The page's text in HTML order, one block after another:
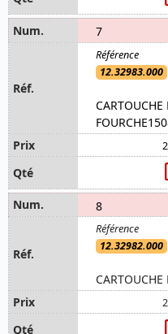
7
12.32983.000
CARTOUCHE
8
12.32982.000